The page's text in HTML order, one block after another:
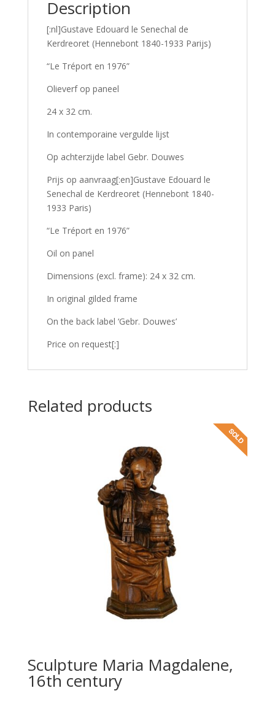
Description
[:nl]Gustave Edouard le Senechal de
Kerdreoret (Hennebont 1840-1933 Parijs)
“Le Tréport en 1976”
Olieverf op paneel
24 x 32 cm.
In contemporaine vergulde lijst
Op achterzijde label Gebr. Douwes
Prijs op aanvraag[:en]Gustave Edouard le
Senechal de Kerdreoret (Hennebont 1840-
1933 Paris)
“Le Tréport en 1976”
Oil on panel
Dimensions (excl. frame): 24 x 32 cm.
In original gilded frame
On the back label ‘Gebr. Douwes’
Price on request[:]
Related products
Sculpture Maria Magdalene,
16th century